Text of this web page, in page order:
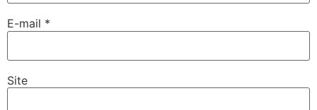
E-mail *
Site